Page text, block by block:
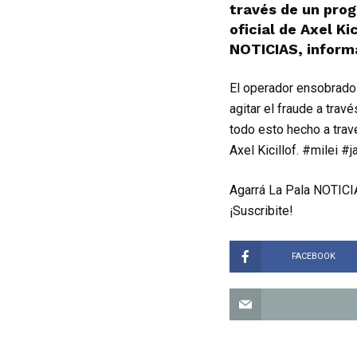
través de un
oficial de Axel
NOTICIAS,
El operador
agitar el fraude a
todo esto hecho a
Axel Kicillof. #milei
Agarrá La Pala
¡Suscribite!
FACEBOOK